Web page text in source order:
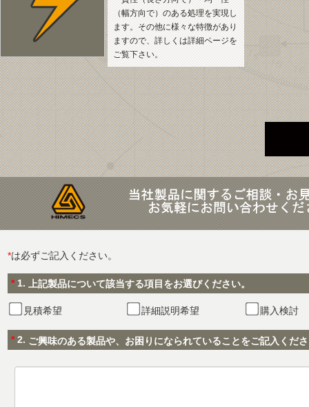
（幅方向で）のある処理を実現し
ます。その他に様々な特徴があり
ますので、詳しくは詳細ページを
ご覧下さい。
*は必ずご記入ください。
* 1. 上記製品について該当する項目をお選びください。
見積希望 詳細説明希望 購入検討
* 2. ご興味のある製品や、お困りになられていることをご記入くだ